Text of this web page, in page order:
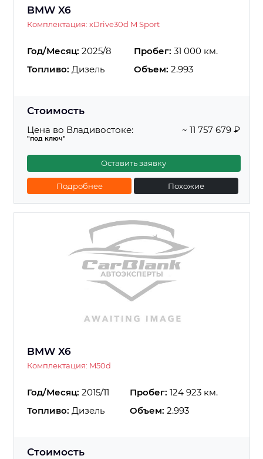
BMW X6
Комплектация: xDrive30d M Sport
Год/Месяц: 2025/8 Пробег: 31 000 км.
Топливо: Дизель Объем: 2.993
Стоимость
Цена во Владивостоке:
"под ключ"
~ 11 757 679 ₽
Оставить заявку
Подробнее Похожие
BMW X6
Комплектация: M50d
Год/Месяц: 2015/11 Пробег: 124 923 км.
Топливо: Дизель Объем: 2.993
Стоимость